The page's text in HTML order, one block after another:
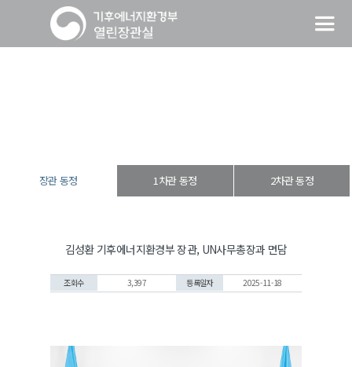
장관 동정 1차관 동정 2차관 동정
김성환 기후에너지환경부 장관, UN사무총장과 면담
조회수 3,397 등록일자 2025-11-18